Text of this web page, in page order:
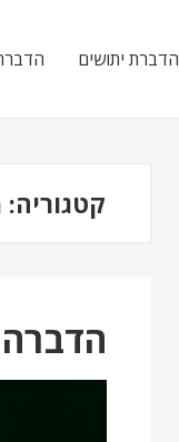
הדברת יתושים
קטגוריה: